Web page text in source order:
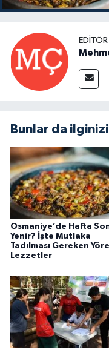
Bunlar da
Osmaniye’de Hafta
Yenir? İşte Mutlaka
Tadılması Gereken
Lezzetler